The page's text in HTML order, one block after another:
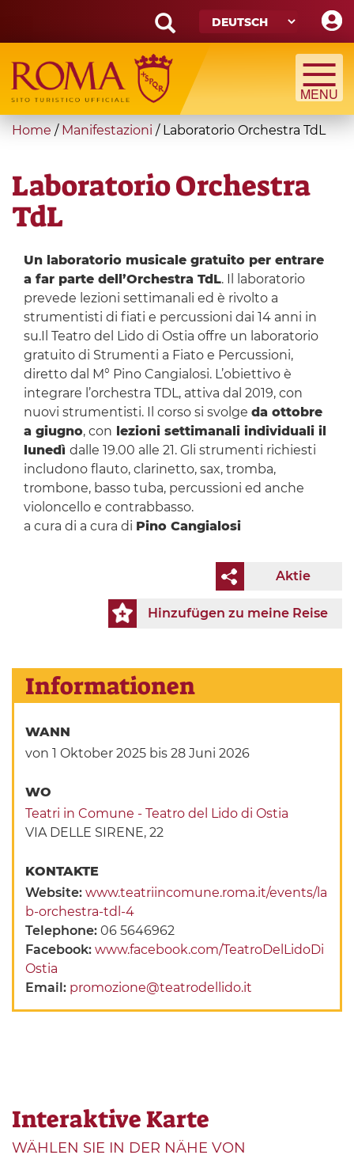
main
content
Search
form
Suche
You
here
Home / Manifestazioni / Laboratorio Orchestra TdL
Laboratorio Orchestra
TdL
Un laboratorio musicale gratuito per entrare
a far parte dell’Orchestra TdL. Il laboratorio
prevede lezioni settimanali ed è rivolto a
strumentisti di fiati e percussioni dai 14 anni in
su.Il Teatro del Lido di Ostia offre un laboratorio
gratuito di Strumenti a Fiato e Percussioni,
diretto dal M° Pino Cangialosi. L’obiettivo è
integrare l’orchestra TDL, attiva dal 2019, con
nuovi strumentisti. Il corso si svolge da ottobre
a giugno, con lezioni settimanali individuali il
lunedì dalle 19.00 alle 21. Gli strumenti richiesti
includono flauto, clarinetto, sax, tromba,
trombone, basso tuba, percussioni ed anche
violoncello e contrabbasso.
a cura di a cura di Pino Cangialosi
Aktie
Hinzufügen zu meine Reise
Informationen
WANN
von 1 Oktober 2025 bis 28 Juni 2026
WO
Teatri in Comune - Teatro del Lido di Ostia
VIA DELLE SIRENE, 22
KONTAKTE
Website:www.teatriincomune.roma.it/events/la
b-orchestra-tdl-4
Telephone:06 5646962
Facebook:www.facebook.com/TeatroDelLidoDi
Ostia
Email: promozione@teatrodellido.it
Interaktive Karte
WÄHLEN SIE IN DER NÄHE VON